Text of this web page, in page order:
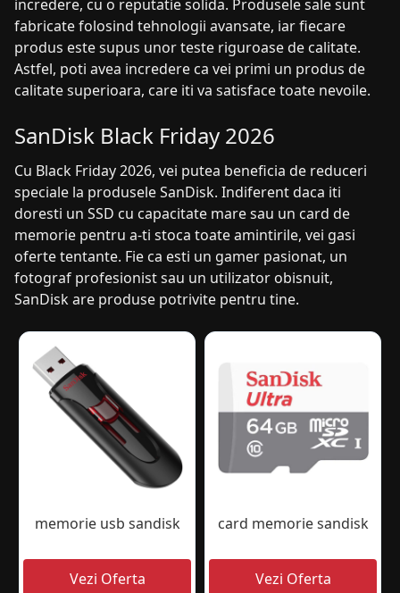
incredere, cu o reputatie solida. Produsele sale sunt
fabricate folosind tehnologii avansate, iar fiecare
produs este supus unor teste riguroase de calitate.
Astfel, poti avea incredere ca vei primi un produs de
calitate superioara, care iti va satisface toate nevoile.
SanDisk Black Friday 2026
Cu Black Friday 2026, vei putea beneficia de reduceri
speciale la produsele SanDisk. Indiferent daca iti
doresti un SSD cu capacitate mare sau un card de
memorie pentru a-ti stoca toate amintirile, vei gasi
oferte tentante. Fie ca esti un gamer pasionat, un
fotograf profesionist sau un utilizator obisnuit,
SanDisk are produse potrivite pentru tine.
memorie usb sandisk card memorie sandisk